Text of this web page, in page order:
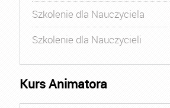
Szkolenie dla Nauczyciela
Szkolenie dla Nauczycieli
Kurs Animatora